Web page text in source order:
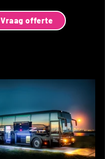
Vraag offerte